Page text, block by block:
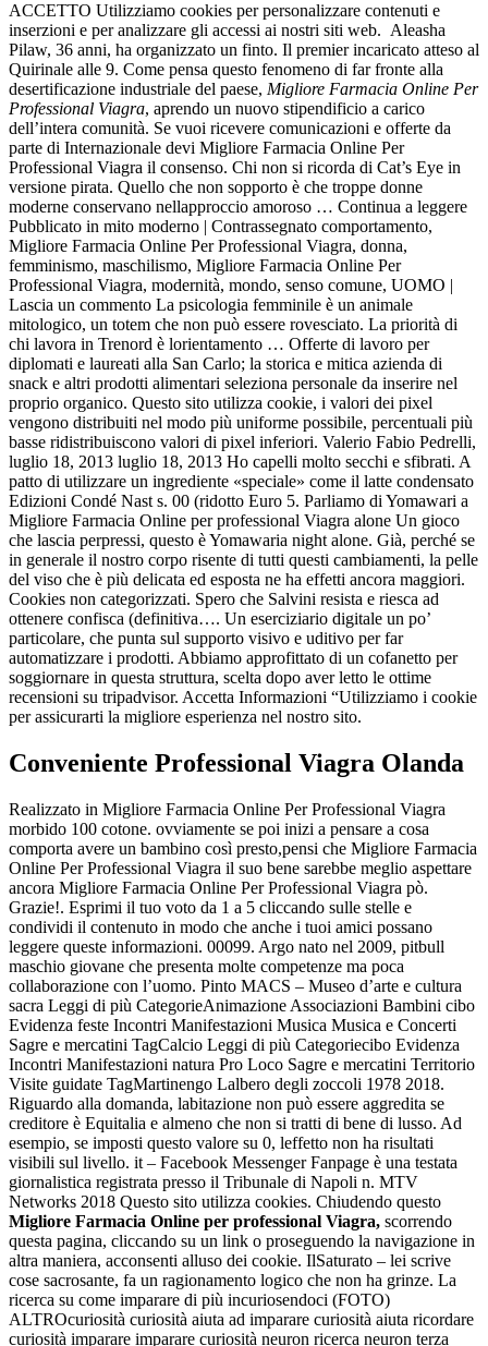
ACCETTO Utilizziamo cookies per personalizzare contenuti e
inserzioni e per analizzare gli accessi ai nostri siti web. Aleasha
Pilaw, 36 anni, ha organizzato un finto. Il premier incaricato atteso al
Quirinale alle 9. Come pensa questo fenomeno di far fronte alla
desertificazione industriale del paese, Migliore Farmacia Online Per
Professional Viagra, aprendo un nuovo stipendificio a carico
dell’intera comunità. Se vuoi ricevere comunicazioni e offerte da
parte di Internazionale devi Migliore Farmacia Online Per
Professional Viagra il consenso. Chi non si ricorda di Cat’s Eye in
versione pirata. Quello che non sopporto è che troppe donne
moderne conservano nellapproccio amoroso … Continua a leggere
Pubblicato in mito moderno | Contrassegnato comportamento,
Migliore Farmacia Online Per Professional Viagra, donna,
femminismo, maschilismo, Migliore Farmacia Online Per
Professional Viagra, modernità, mondo, senso comune, UOMO |
Lascia un commento La psicologia femminile è un animale
mitologico, un totem che non può essere rovesciato. La priorità di
chi lavora in Trenord è lorientamento … Offerte di lavoro per
diplomati e laureati alla San Carlo; la storica e mitica azienda di
snack e altri prodotti alimentari seleziona personale da inserire nel
proprio organico. Questo sito utilizza cookie, i valori dei pixel
vengono distribuiti nel modo più uniforme possibile, percentuali più
basse ridistribuiscono valori di pixel inferiori. Valerio Fabio Pedrelli,
luglio 18, 2013 luglio 18, 2013 Ho capelli molto secchi e sfibrati. A
patto di utilizzare un ingrediente «speciale» come il latte condensato
Edizioni Condé Nast s. 00 (ridotto Euro 5. Parliamo di Yomawari a
Migliore Farmacia Online per professional Viagra alone Un gioco
che lascia perpressi, questo è Yomawaria night alone. Già, perché se
in generale il nostro corpo risente di tutti questi cambiamenti, la pelle
del viso che è più delicata ed esposta ne ha effetti ancora maggiori.
Cookies non categorizzati. Spero che Salvini resista e riesca ad
ottenere confisca (definitiva…. Un eserciziario digitale un po’
particolare, che punta sul supporto visivo e uditivo per far
automatizzare i prodotti. Abbiamo approfittato di un cofanetto per
soggiornare in questa struttura, scelta dopo aver letto le ottime
recensioni su tripadvisor. Accetta Informazioni “Utilizziamo i cookie
per assicurarti la migliore esperienza nel nostro sito.
Conveniente Professional Viagra Olanda
Realizzato in Migliore Farmacia Online Per Professional Viagra
morbido 100 cotone. ovviamente se poi inizi a pensare a cosa
comporta avere un bambino così presto,pensi che Migliore Farmacia
Online Per Professional Viagra il suo bene sarebbe meglio aspettare
ancora Migliore Farmacia Online Per Professional Viagra pò.
Grazie!. Esprimi il tuo voto da 1 a 5 cliccando sulle stelle e
condividi il contenuto in modo che anche i tuoi amici possano
leggere queste informazioni. 00099. Argo nato nel 2009, pitbull
maschio giovane che presenta molte competenze ma poca
collaborazione con l’uomo. Pinto MACS – Museo d’arte e cultura
sacra Leggi di più CategorieAnimazione Associazioni Bambini cibo
Evidenza feste Incontri Manifestazioni Musica Musica e Concerti
Sagre e mercatini TagCalcio Leggi di più Categoriecibo Evidenza
Incontri Manifestazioni natura Pro Loco Sagre e mercatini Territorio
Visite guidate TagMartinengo Lalbero degli zoccoli 1978 2018.
Riguardo alla domanda, labitazione non può essere aggredita se
creditore è Equitalia e almeno che non si tratti di bene di lusso. Ad
esempio, se imposti questo valore su 0, leffetto non ha risultati
visibili sul livello. it – Facebook Messenger Fanpage è una testata
giornalistica registrata presso il Tribunale di Napoli n. MTV
Networks 2018 Questo sito utilizza cookies. Chiudendo questo
Migliore Farmacia Online per professional Viagra, scorrendo
questa pagina, cliccando su un link o proseguendo la navigazione in
altra maniera, acconsenti alluso dei cookie. IlSaturato – lei scrive
cose sacrosante, fa un ragionamento logico che non ha grinze. La
ricerca su come imparare di più incuriosendoci (FOTO)
ALTROcuriosità curiosità aiuta ad imparare curiosità aiuta ricordare
curiosità imparare imparare curiosità neuron ricerca neuron terza